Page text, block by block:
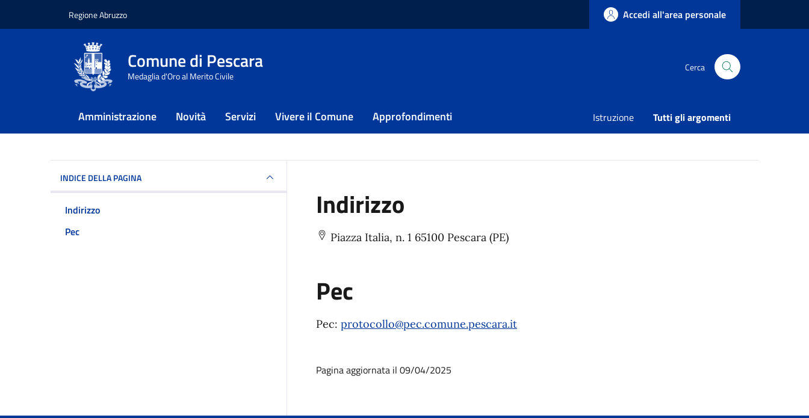
Regione Abruzzo Accedi all'area personale
Comune di Pescara
Medaglia d'Oro al Merito Civile
Cerca
Amministrazione Novità Servizi Vivere il Comune Approfondimenti Istruzione Tutti gli argomenti
Home / Punti di contatto / Presidente Consiglio Comunale
Presidente Consiglio Comunale
INDICE DELLA PAGINA
Indirizzo
Pec
Indirizzo
Piazza Italia, n. 1 65100 Pescara (PE)
Pec
Pec: protocollo@pec.comune.pescara.it
Pagina aggiornata il 09/04/2025